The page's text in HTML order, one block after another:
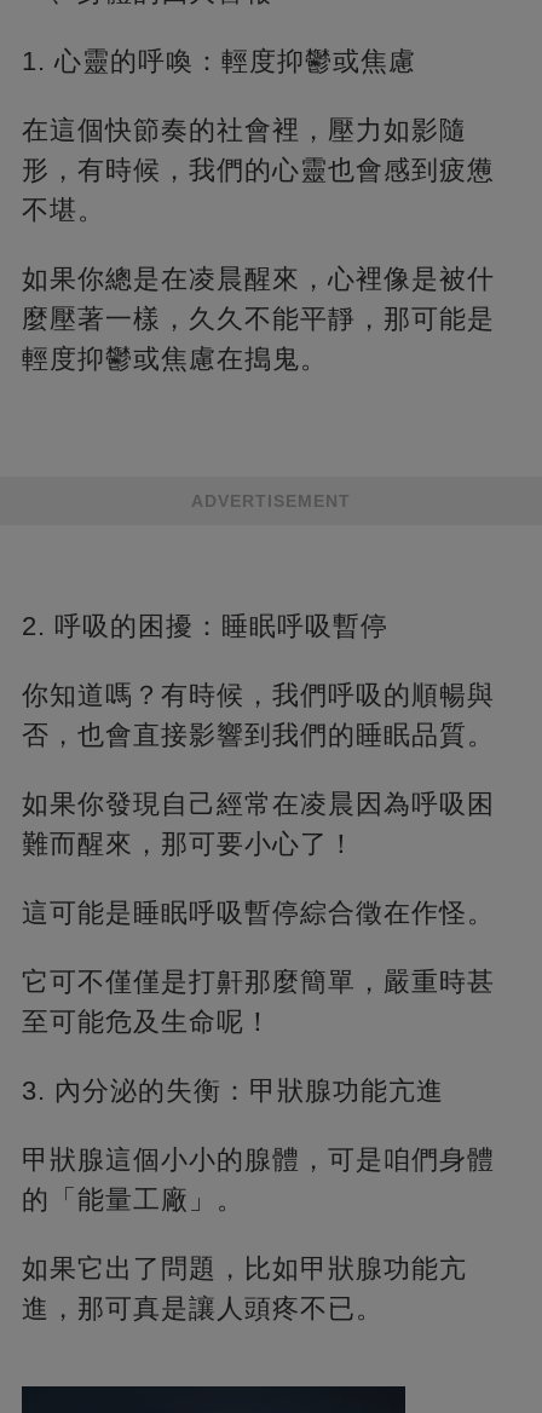
1. 心靈的呼喚：輕度抑鬱或焦慮
在這個快節奏的社會裡，壓力如影隨
形，有時候，我們的心靈也會感到疲憊
不堪。
如果你總是在凌晨醒來，心裡像是被什
麼壓著一樣，久久不能平靜，那可能是
輕度抑鬱或焦慮在搗鬼。
ADVERTISEMENT
2. 呼吸的困擾：睡眠呼吸暫停
你知道嗎？有時候，我們呼吸的順暢與
否，也會直接影響到我們的睡眠品質。
如果你發現自己經常在凌晨因為呼吸困
難而醒來，那可要小心了！
這可能是睡眠呼吸暫停綜合徵在作怪。
它可不僅僅是打鼾那麼簡單，嚴重時甚
至可能危及生命呢！
3. 內分泌的失衡：甲狀腺功能亢進
甲狀腺這個小小的腺體，可是咱們身體
的「能量工廠」。
如果它出了問題，比如甲狀腺功能亢
進，那可真是讓人頭疼不已。